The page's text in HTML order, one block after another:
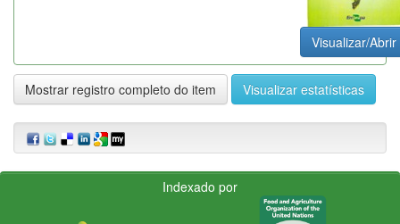
Visualizar/Abrir
Mostrar registro completo do item Visualizar estatísticas
Indexado por